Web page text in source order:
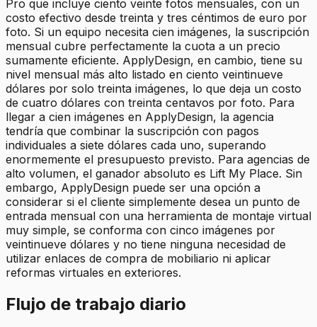
Pro que incluye ciento veinte fotos mensuales, con un
costo efectivo desde treinta y tres céntimos de euro por
foto. Si un equipo necesita cien imágenes, la suscripción
mensual cubre perfectamente la cuota a un precio
sumamente eficiente. ApplyDesign, en cambio, tiene su
nivel mensual más alto listado en ciento veintinueve
dólares por solo treinta imágenes, lo que deja un costo
de cuatro dólares con treinta centavos por foto. Para
llegar a cien imágenes en ApplyDesign, la agencia
tendría que combinar la suscripción con pagos
individuales a siete dólares cada uno, superando
enormemente el presupuesto previsto. Para agencias de
alto volumen, el ganador absoluto es Lift My Place. Sin
embargo, ApplyDesign puede ser una opción a
considerar si el cliente simplemente desea un punto de
entrada mensual con una herramienta de montaje virtual
muy simple, se conforma con cinco imágenes por
veintinueve dólares y no tiene ninguna necesidad de
utilizar enlaces de compra de mobiliario ni aplicar
reformas virtuales en exteriores.
Flujo de trabajo diario